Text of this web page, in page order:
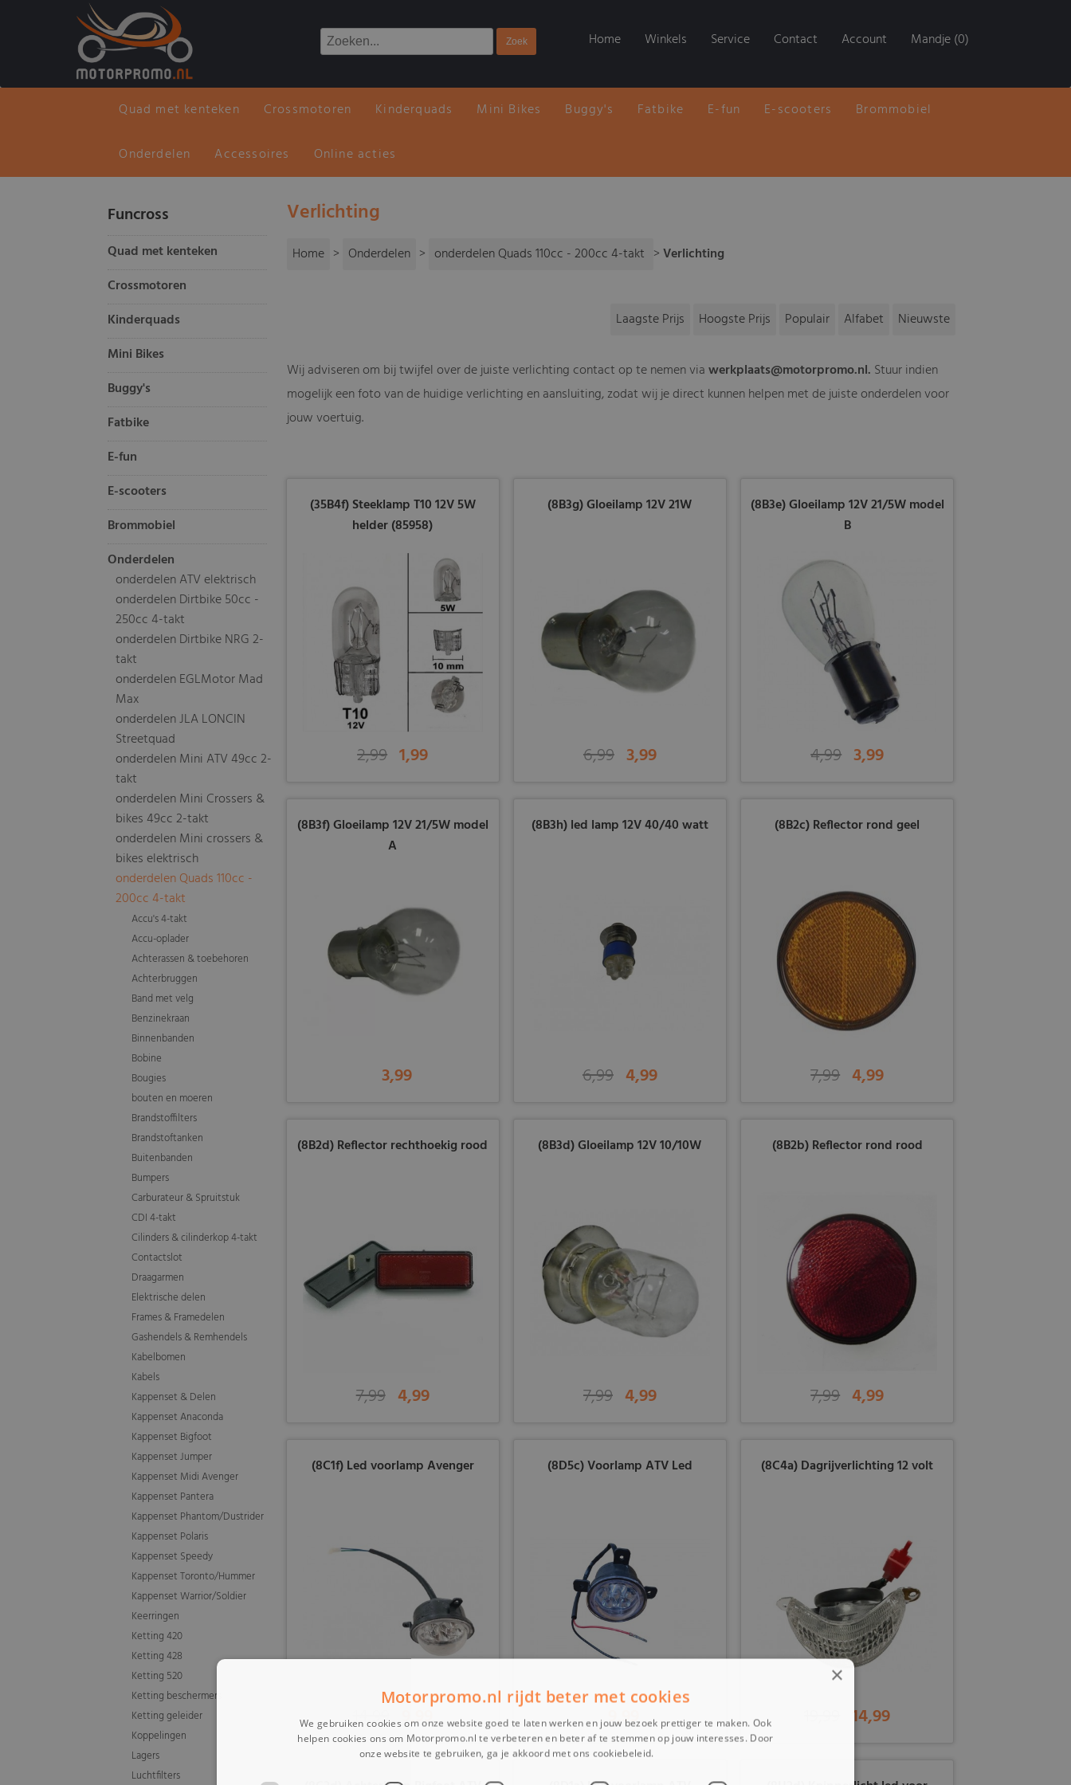
Home Winkels Service Contact Account Mandje (0)
Quad met kenteken Crossmotoren Kinderquads Mini Bikes Buggy's Fatbike E-fun E-scooters Brommobiel
Onderdelen Accessoires Online acties
Funcross
Quad met kenteken
Crossmotoren
Kinderquads
Mini Bikes
Buggy's
Fatbike
E-fun
E-scooters
Brommobiel
Onderdelen
onderdelen ATV elektrisch
onderdelen Dirtbike 50cc -
250cc 4-takt
onderdelen Dirtbike NRG 2-
takt
onderdelen EGLMotor Mad
Max
onderdelen JLA LONCIN
Streetquad
onderdelen Mini ATV 49cc 2-
takt
onderdelen Mini Crossers &
bikes 49cc 2-takt
onderdelen Mini crossers &
bikes elektrisch
onderdelen Quads 110cc -
200cc 4-takt
Accu's 4-takt
Accu-oplader
Achterassen & toebehoren
Achterbruggen
Band met velg
Benzinekraan
Binnenbanden
Bobine
Bougies
bouten en moeren
Brandstoffilters
Brandstoftanken
Buitenbanden
Bumpers
Carburateur & Spruitstuk
CDI 4-takt
Cilinders & cilinderkop 4-takt
Contactslot
Draagarmen
Elektrische delen
Frames & Framedelen
Gashendels & Remhendels
Kabelbomen
Kabels
Kappenset & Delen
Kappenset Anaconda
Kappenset Bigfoot
Kappenset Jumper
Kappenset Midi Avenger
Kappenset Pantera
Kappenset Phantom/Dustrider
Kappenset Polaris
Kappenset Speedy
Kappenset Toronto/Hummer
Kappenset Warrior/Soldier
Keerringen
Ketting 420
Ketting 428
Ketting 520
Ketting beschermers
Ketting geleider
Koppelingen
Lagers
Luchtfilters
Verlichting
Home > Onderdelen > onderdelen Quads 110cc - 200cc 4-takt >Verlichting
Laagste Prijs Hoogste Prijs Populair Alfabet Nieuwste
Wij adviseren om bij twijfel over de juiste verlichting contact op te nemen viawerkplaats@motorpromo.nl. Stuur indien
mogelijk een foto van de huidige verlichting en aansluiting, zodat wij je direct kunnen helpen met de juiste onderdelen voor
jouw voertuig.
(35B4f) Steeklamp T10 12V 5W
helder (85958)
2,99 1,99
(8B3g) Gloeilamp 12V 21W
6,99 3,99
(8B3e) Gloeilamp 12V 21/5W model
B
4,99 3,99
(8B3f) Gloeilamp 12V 21/5W model
A
3,99
(8B3h) led lamp 12V 40/40 watt
6,99 4,99
(8B2c) Reflector rond geel
7,99 4,99
(8B2d) Reflector rechthoekig rood
7,99 4,99
(8B3d) Gloeilamp 12V 10/10W
7,99 4,99
(8B2b) Reflector rond rood
7,99 4,99
(8C1f) Led voorlamp Avenger
14,99 9,99
(8D5c) Voorlamp ATV Led
9,99
(8C4a) Dagrijverlichting 12 volt
14,99
×
Motorpromo.nl rijdt beter met cookies
We gebruiken cookies om onze website goed te laten werken en jouw bezoek prettiger te maken. Ook
helpen cookies ons om Motorpromo.nl te verbeteren en beter af te stemmen op jouw interesses. Door
onze website te gebruiken, ga je akkoord met ons cookiebeleid.